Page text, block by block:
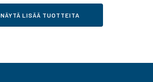
NÄYTÄ LISÄÄ TUOTTEITA